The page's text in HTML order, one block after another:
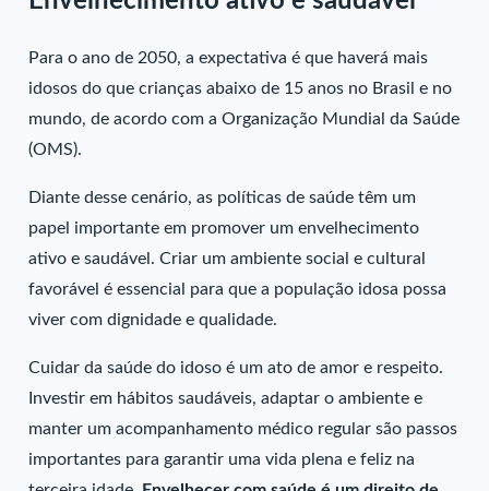
Para o ano de 2050, a expectativa é que haverá mais
idosos do que crianças abaixo de 15 anos no Brasil e no
mundo, de acordo com a Organização Mundial da Saúde
(OMS).
Diante desse cenário, as políticas de saúde têm um
papel importante em promover um envelhecimento
ativo e saudável. Criar um ambiente social e cultural
favorável é essencial para que a população idosa possa
viver com dignidade e qualidade.
Cuidar da saúde do idoso é um ato de amor e respeito.
Investir em hábitos saudáveis, adaptar o ambiente e
manter um acompanhamento médico regular são passos
importantes para garantir uma vida plena e feliz na